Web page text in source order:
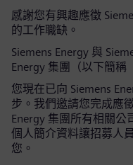
感謝您有興趣應徵
的工作職缺。
Siemens Energy 與
Energy 集團（以下簡稱
您現在已向 Siemens
步。我們邀請您完成應
Energy 集團所有相關公
個人簡介資料讓招募人
您。